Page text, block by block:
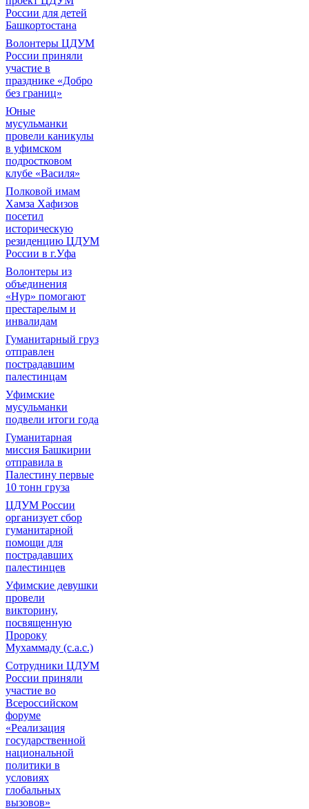
России для детей
Башкортостана
Волонтеры ЦДУМ
России приняли
участие в
празднике «Добро
без границ»
Юные
мусульманки
провели каникулы
в уфимском
подростковом
клубе «Василя»
Полковой имам
Хамза Хафизов
посетил
историческую
резиденцию ЦДУМ
России в г.Уфа
Волонтеры из
объединения
«Нур» помогают
престарелым и
инвалидам
Гуманитарный груз
отправлен
пострадавшим
палестинцам
Уфимские
мусульманки
подвели итоги года
Гуманитарная
миссия Башкирии
отправила в
Палестину первые
10 тонн груза
ЦДУМ России
организует сбор
гуманитарной
помощи для
пострадавших
палестинцев
Уфимские девушки
провели
викторину,
посвященную
Пророку
Мухаммаду (с.а.с.)
Сотрудники ЦДУМ
России приняли
участие во
Всероссийском
форуме
«Реализация
государственной
национальной
политики в
условиях
глобальных
вызовов»